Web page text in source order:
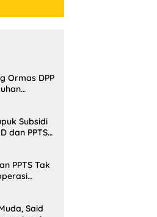
Ormas DPP
Subsidi
dan PPTS
PPTS Tak
Said